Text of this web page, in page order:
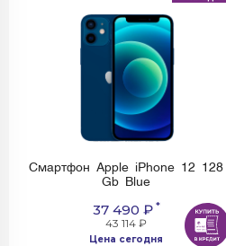
Смартфон Apple iPhone 12 128
Gb Blue
37 490 ₽*
43 114 ₽
Цена сегодня